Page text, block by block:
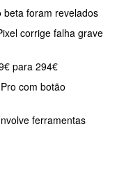
beta foram revelados
corrige falha grave
para 294€
com botão
ferramentas